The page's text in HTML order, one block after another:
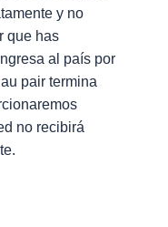
y no
que has
al país por
pair termina
no recibirá